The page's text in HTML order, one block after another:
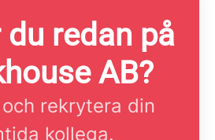
redan på
AB?
rekrytera din
kollega.